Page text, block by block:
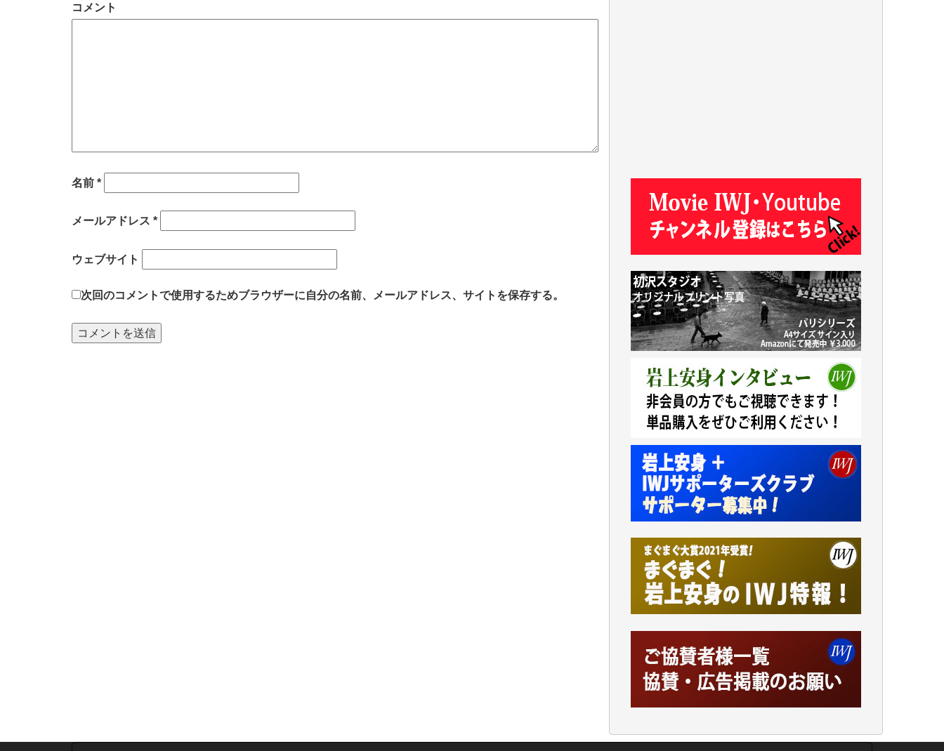
コメント
名前 *
メールアドレス *
ウェブサイト
次回のコメントで使用するためブラウザーに自分の名前、メールアドレス、サイトを保存する。
T.K. 様
ASAKO TAKAESU 様
マシオン恵美香 様
平野智生 様
徳山匡 様
金 盛起 様
塩川 晃平 様
松本益美 様
井出 隆太 様
岩井祐子 様
藤田英之 様
藤岡比左志 様
井出 隆太 様
アオキカナメ 様
諸般の事情によりIWJ会費払えず今は非会員
です。市民側に立つ講演会にIWJのカメラマ
ンをよく拝見しております。コンテンツが失
われるのはあまりにもったいない。少しでも
お役立てください。（H.O.様）
今日、僅かですがカンパしました。（T.M.
様）
今日、僅かですがカンパしました。IWJの危
機を乗り切るには到底及ばない額ですが病気
の妻を抱えている私にとっては精一杯のカン
パです。
かねてよりIWJが発してきた膨大な取材記事
産だと思っています。